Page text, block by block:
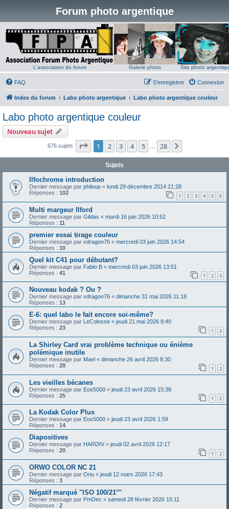
Forum photo argentique
L'association du forum Galerie photo Site photo
FAQ Connexion
S’enregistrer
Index du forum Labo photo argentique Labo photo argentique couleur
Labo photo argentique couleur
Nouveau sujet
676 sujets Page 1sur28
1 2 3 4 5 28
Sujets
Ilfochrome introduction
Dernier message par philoup « lundi 29 décembre 2014 21:28
Réponses : 102 1 2 3 4 5 6
Multi margeur Ilford
Dernier message par Gildas « mardi 16 juin 2026 10:52
Réponses : 11
premier essai tirage couleur
Dernier message par vdragon76 « mercredi 03 juin 2026 14:54
Réponses : 10
Quel kit C41 pour débutant?
Dernier message par Fabio B « mercredi 03 juin 2026 13:51
Réponses : 41 1 2 3
Nouveau kodak ? Ou ?
Dernier message par vdragon76 « dimanche 31 mai 2026 11:18
Réponses : 13
E-6: quel labo le fait encore soi-même?
Dernier message par LeColosse « jeudi 21 mai 2026 8:40
Réponses : 23 1 2
La Shirley Card vrai problème technique ou énième
polémique inutile
Dernier message par Mael « dimanche 26 avril 2026 8:30
Réponses : 28 1 2
Les vieilles bécanes
Dernier message par Eos5000 « jeudi 23 avril 2026 15:38
Réponses : 25 1 2
La Kodak Color Plus
Dernier message par Eos5000 « jeudi 23 avril 2026 1:59
Réponses : 14
Diapositives
Dernier message par HARDIV « jeudi 02 avril 2026 12:17
Réponses : 20 1 2
ORWO COLOR NC 21
Dernier message par Oriu « jeudi 12 mars 2026 17:43
Réponses : 3
Négatif marqué "ISO 100/21°"
Dernier message par PmDec « samedi 28 février 2026 15:11
Réponses : 2